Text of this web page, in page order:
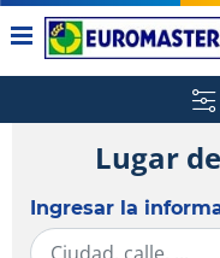
Lugar
Ingresar la